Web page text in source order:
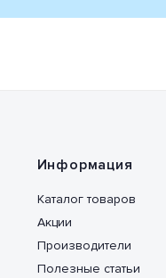
Информация
Каталог товаров
Акции
Производители
Полезные статьи